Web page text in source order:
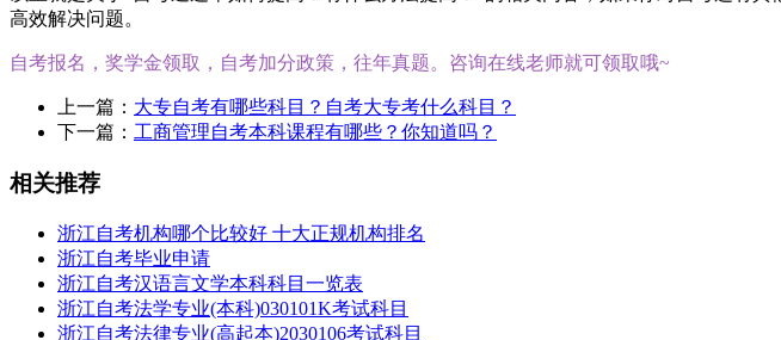
高效解决问题。
自考报名，奖学金领取，自考加分政策，往年真题。咨询在线老师就可领取哦~
上一篇： 大专自考有哪些科目？自考大专考什么科目？
下一篇： 工商管理自考本科课程有哪些？你知道吗？
相关推荐
浙江自考机构哪个比较好 十大正规机构排名
浙江自考毕业申请
浙江自考汉语言文学本科科目一览表
浙江自考法学专业(本科)030101K考试科目
浙江自考法律专业(高起本)2030106考试科目